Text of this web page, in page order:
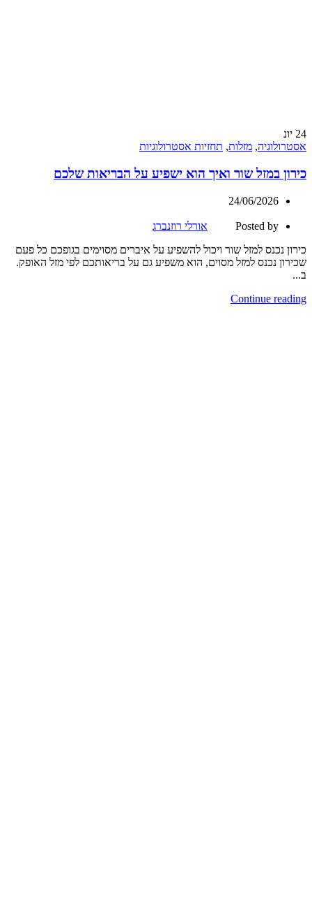
24 יונ
אסטרולוגיה, מזלות, תחזיות אסטרולוגיות
כירון במזל שור ואיך הוא ישפיע על הבריאות שלכם
24/06/2026
Posted by
אורלי רוזנברג
כירון נכנס למזל שור ויכול להשפיע על איברים מסוימים בגופכם כל פעם
שכירון נכנס למזל מסוים, הוא משפיע גם על בריאותכם לפי מזל האופק.
ב...
Continue reading